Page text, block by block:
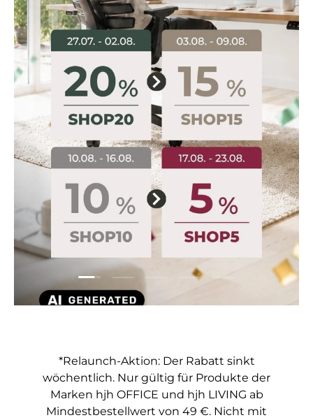
Folie laden 1 von 5
Folie laden 2 von 5
Folie laden 3 von 5
Folie laden 4 von 5
Folie laden 5
*Relaunch-Aktion: Der Rabatt sinkt
wöchentlich. Nur gültig für Produkte der
Marken hjh OFFICE und hjh LIVING ab
Mindestbestellwert von 49 €. Nicht mit